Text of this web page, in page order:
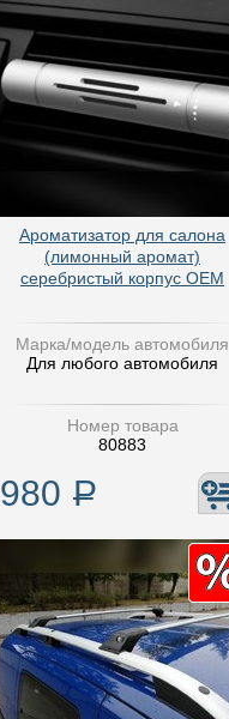
Ароматизатор для салона
(лимонный аромат)
серебристый корпус OEM
Марка/модель автомобиля
Для любого автомобиля
Номер товара
80883
980 Р